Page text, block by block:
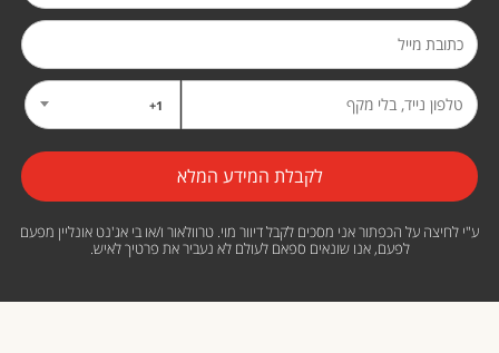
1+
ע"י לחיצה על הכפתור אני מסכים לקבל דיוור מוי. טרוולאור ו/או בי אג'נט אונליין מפעם
לפעם, אנו שונאים ספאם לעולם לא נעביר את פרטיך לאיש.